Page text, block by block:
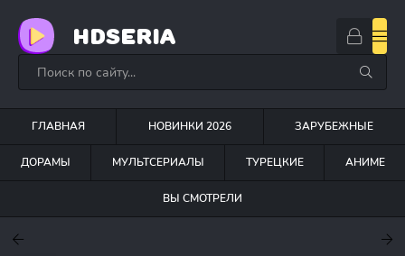
HDSERIA
ГЛАВНАЯ НОВИНКИ 2026 ЗАРУБЕЖНЫЕ
ДОРАМЫ МУЛЬТСЕРИАЛЫ ТУРЕЦКИЕ АНИМЕ
ВЫ СМОТРЕЛИ